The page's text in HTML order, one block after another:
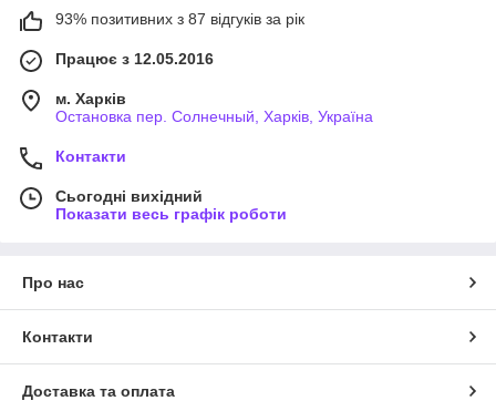
93% позитивних з 87 відгуків за рік
Працює з 12.05.2016
м. Харків
Остановка пер. Солнечный, Харків, Україна
Контакти
Сьогодні вихідний
Показати весь графік роботи
Про нас
Контакти
Доставка та оплата